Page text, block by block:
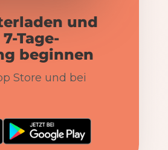
und
Tage-
beginnen
Store und bei